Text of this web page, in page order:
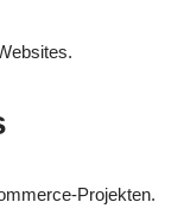
Projekten.